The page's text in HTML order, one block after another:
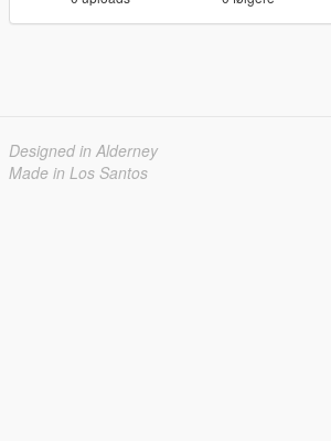
Designed in Alderney
Made in Los Santos